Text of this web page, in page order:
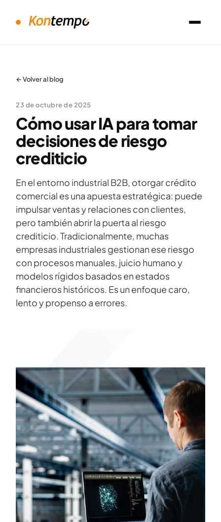
← Volver al blog
23 de octubre de 2025
Cómo usar IA para tomar
decisiones de riesgo
crediticio
En el entorno industrial B2B, otorgar crédito
comercial es una apuesta estratégica: puede
impulsar ventas y relaciones con clientes,
pero también abrir la puerta al riesgo
crediticio. Tradicionalmente, muchas
empresas industriales gestionan ese riesgo
con procesos manuales, juicio humano y
modelos rígidos basados en estados
financieros históricos. Es un enfoque caro,
lento y propenso a errores.